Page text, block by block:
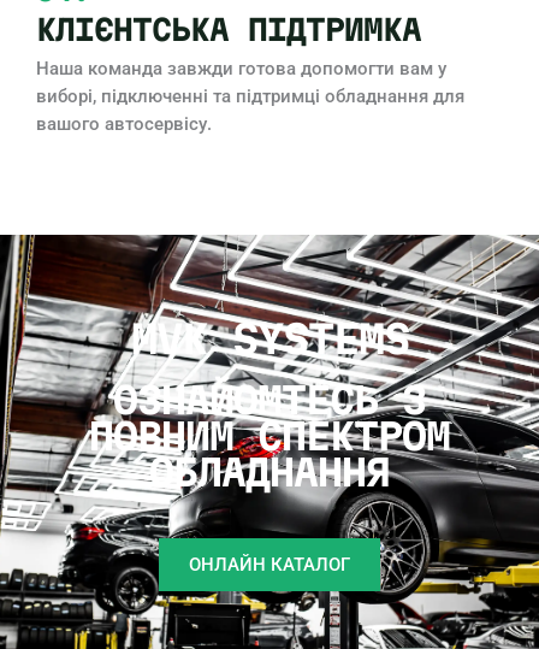
КЛІЄНТСЬКА ПІДТРИМКА
Наша команда завжди готова допомогти вам у
виборі, підключенні та підтримці обладнання для
вашого автосервісу.
MVK SYSTEMS
ОЗНАЙОМТЕСЬ З
ПОВНИМ СПЕКТРОМ
ОБЛАДНАННЯ
ОНЛАЙН КАТАЛОГ